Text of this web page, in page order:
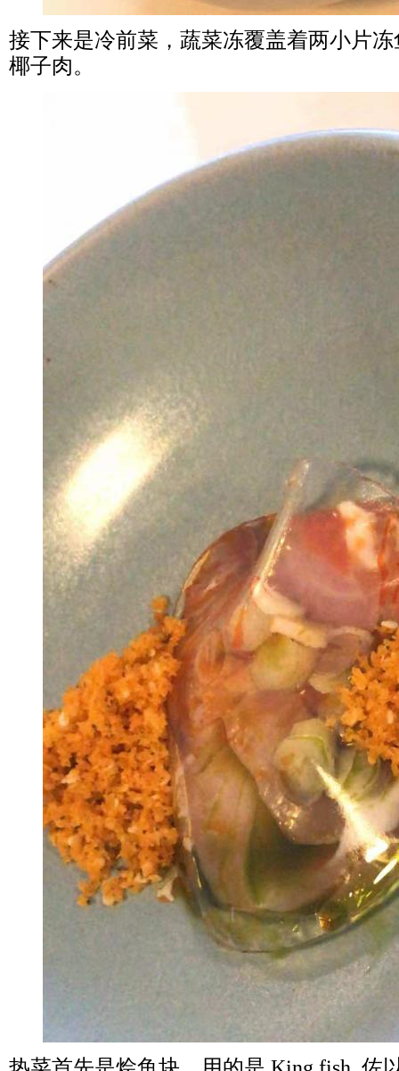
接下来是冷前菜，蔬菜冻覆盖着两小片
椰子肉。